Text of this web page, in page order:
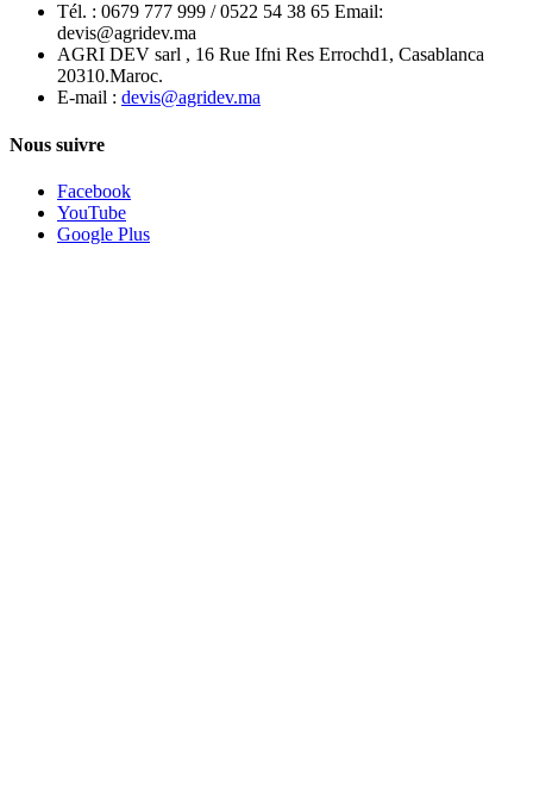
Tél. : 0679 777 999 / 0522 54 38 65 Email:
devis@agridev.ma
AGRI DEV sarl , 16 Rue Ifni Res Errochd1, Casablanca
20310.Maroc.
E-mail : devis@agridev.ma
Nous suivre
Facebook
YouTube
Google Plus